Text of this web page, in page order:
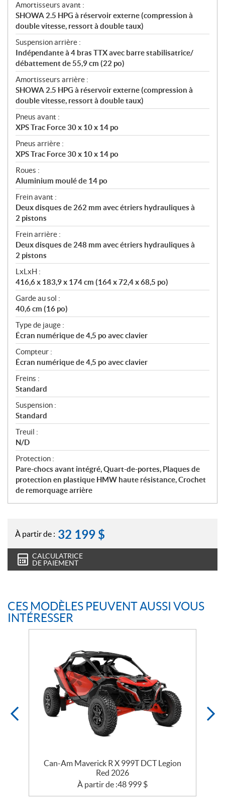
Amortisseurs avant :
SHOWA 2.5 HPG à réservoir externe (compression à
double vitesse, ressort à double taux)
Suspension arrière :
Indépendante à 4 bras TTX avec barre stabilisatrice/
débattement de 55,9 cm (22 po)
Amortisseurs arrière :
SHOWA 2.5 HPG à réservoir externe (compression à
double vitesse, ressort à double taux)
Pneus avant :
XPS Trac Force 30 x 10 x 14 po
Pneus arrière :
XPS Trac Force 30 x 10 x 14 po
Roues :
Aluminium moulé de 14 po
Frein avant :
Deux disques de 262 mm avec étriers hydrauliques à
2 pistons
Frein arrière :
Deux disques de 248 mm avec étriers hydrauliques à
2 pistons
LxLxH :
416,6 x 183,9 x 174 cm (164 x 72,4 x 68,5 po)
Garde au sol :
40,6 cm (16 po)
Type de jauge :
Écran numérique de 4,5 po avec clavier
Compteur :
Écran numérique de 4,5 po avec clavier
Freins :
Standard
Suspension :
Standard
Treuil :
N/D
Protection :
Pare-chocs avant intégré, Quart-de-portes, Plaques de
protection en plastique HMW haute résistance, Crochet
de remorquage arrière
À partir de : 32 199 $
CALCULATRICE
DE PAIEMENT
CES MODÈLES PEUVENT AUSSI VOUS
INTÉRESSER
Can-Am Maverick R X 999T DCT Legion
Red 2026
À partir de :48 999 $